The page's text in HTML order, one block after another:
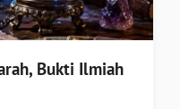
Bukti Ilmiah